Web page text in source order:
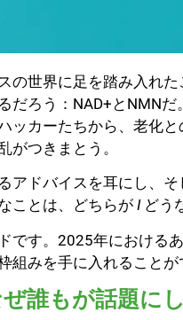
の世界に足を踏み入れ
だろう：NAD+とNMN
ッカーたちから、老化
がつきまとう。
アドバイスを耳にし、
ことは、どちらがIどう
です。2025年における
組みを手に入れることが
誰もが話題に